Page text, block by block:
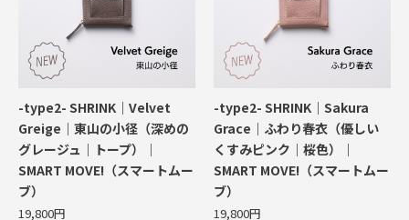
-type2- SHRINK｜Velvet
Greige｜東山の小径（深めの
グレージュ｜トープ）｜
SMART MOVE!（スマートムー
ブ）
19,800円
-type2- SHRINK｜Sakura
Grace｜ふわり春衣（優しい
くすみピンク｜桜色）｜
SMART MOVE!（スマートムー
ブ）
19,800円